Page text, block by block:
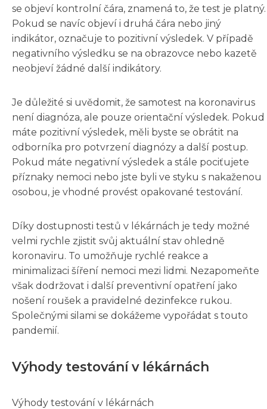
se objeví kontrolní čára, znamená to, že test je platný.
Pokud se navíc objeví i druhá čára nebo jiný
indikátor, označuje to pozitivní výsledek. V případě
negativního výsledku se na obrazovce nebo kazetě
neobjeví žádné další indikátory.
Je důležité si uvědomit, že samotest na koronavirus
není diagnóza, ale pouze orientační výsledek. Pokud
máte pozitivní výsledek, měli byste se obrátit na
odborníka pro potvrzení diagnózy a další postup.
Pokud máte negativní výsledek a stále pociťujete
příznaky nemoci nebo jste byli ve styku s nakaženou
osobou, je vhodné provést opakované testování.
Díky dostupnosti testů v lékárnách je tedy možné
velmi rychle zjistit svůj aktuální stav ohledně
koronaviru. To umožňuje rychlé reakce a
minimalizaci šíření nemoci mezi lidmi. Nezapomeňte
však dodržovat i další preventivní opatření jako
nošení roušek a pravidelné dezinfekce rukou.
Společnými silami se dokážeme vypořádat s touto
pandemií.
Výhody testování v lékárnách
Výhody testování v lékárnách